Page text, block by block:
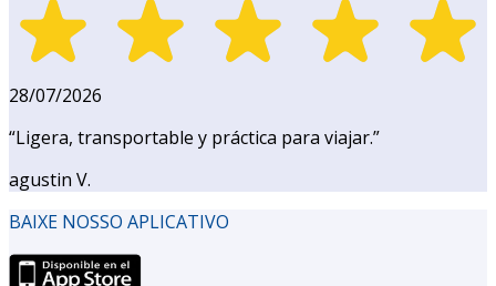
28/07/2026
“Ligera, transportable y práctica para viajar.”
agustin V.
BAIXE NOSSO APLICATIVO